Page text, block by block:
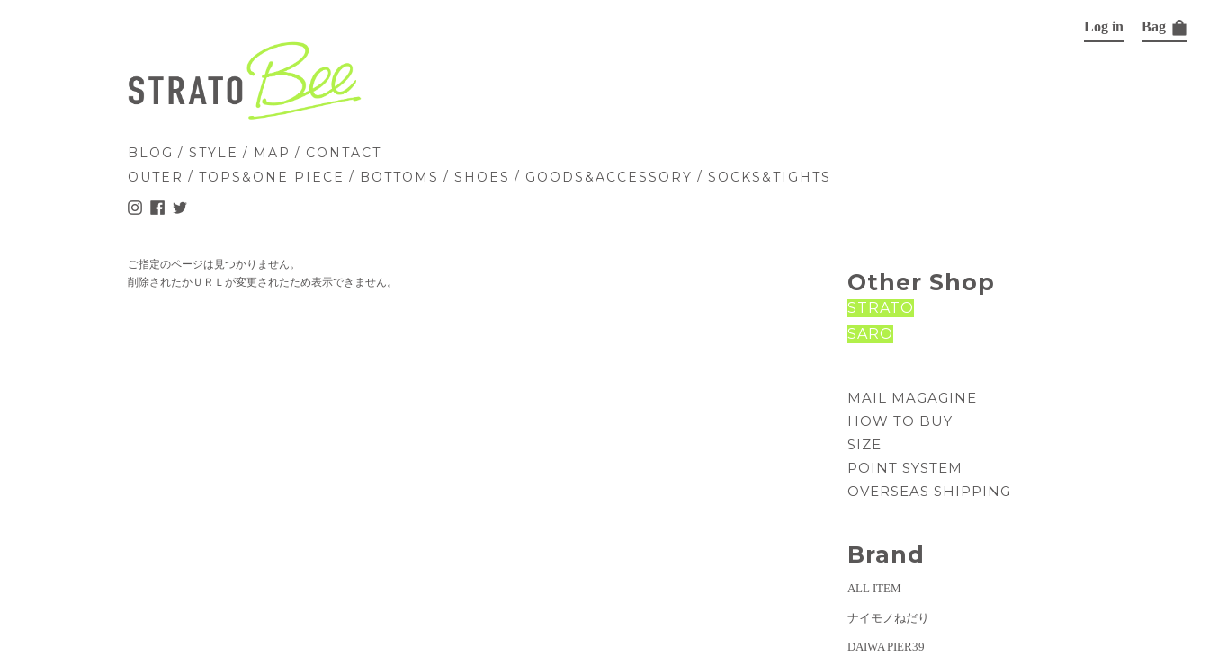
BLOG / STYLE / MAP / CONTACT
OUTER / TOPS&ONE PIECE / BOTTOMS / SHOES / GOODS&ACCESSORY / SOCKS&TIGHTS
Log in Bag
ご指定のページは見つかりません。
削除されたかＵＲＬが変更されたため表示できません。
Other Shop
STRATO
SARO
MAIL MAGAGINE
HOW TO BUY
SIZE
POINT SYSTEM
OVERSEAS SHIPPING
Brand
ALL ITEM
ナイモノねだり
DAIWA PIER39